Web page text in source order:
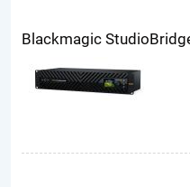
Blackmagic